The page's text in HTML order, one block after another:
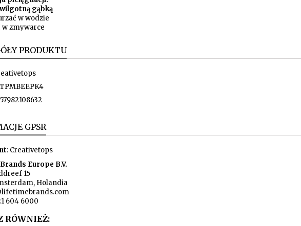
wilgotną gąbką
w wodzie
w zmywarce
PRODUKTU
GPSR
: Creativetops
Europe B.V.
15
Holandia
604 6000
RÓWNIEŻ: